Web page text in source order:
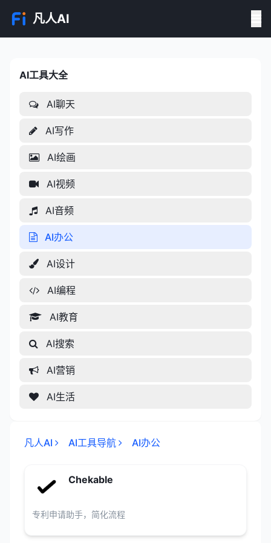
凡人AI
AI工具大全
AI工具大全
AI聊天
AI写作
AI绘画
AI视频
AI音频
AI办公
AI设计
AI编程
AI教育
AI搜索
AI营销
AI生活
凡人AI AI工具导航 AI办公
Chekable
专利申请助手，简化流程